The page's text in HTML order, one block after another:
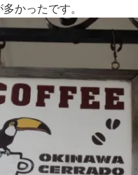
かったです。